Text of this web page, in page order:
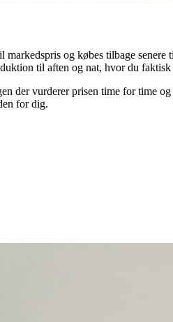
og købes tilbage
til aften og nat, hvor du
der vurderer prisen time for time
for dig.